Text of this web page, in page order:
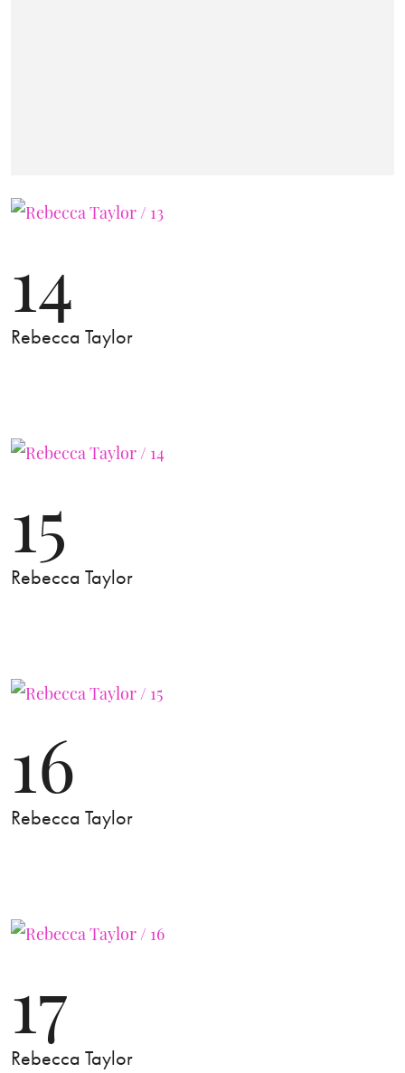
14
Rebecca Taylor
15
Rebecca Taylor
16
Rebecca Taylor
17
Rebecca Taylor